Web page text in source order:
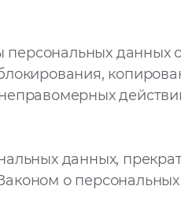
данных
данных,
о